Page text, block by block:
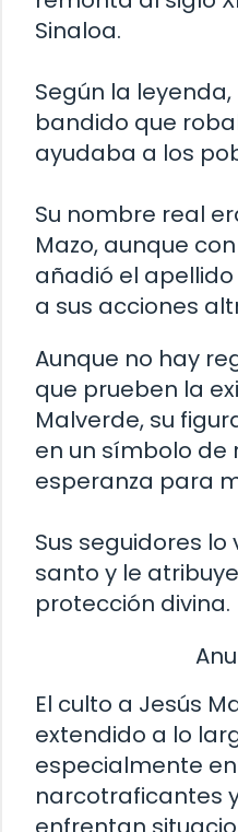
Sinaloa.
Según la
bandido que
ayudaba a los
Su nombre real
Mazo, aunque
añadió el
a sus acciones
Aunque no hay
que prueben la
Malverde, su
en un símbolo de
esperanza para
Sus seguidores
santo y le
protección divina.
El culto a Jesús
extendido a lo
especialmente
narcotraficantes